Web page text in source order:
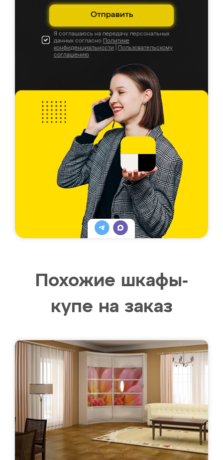
Отправить
Я соглашаюсь на передачу персональных
данных согласно Политике
конфиденциальности
Пользовательскому
соглашению
Похожие шкафы-
купе на заказ